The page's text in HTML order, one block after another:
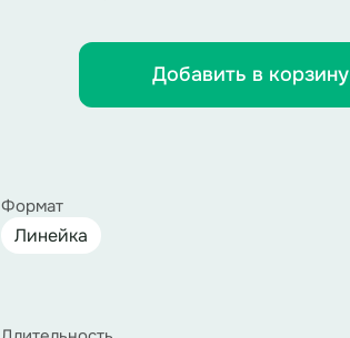
Добавить в корзину
Формат
Линейка